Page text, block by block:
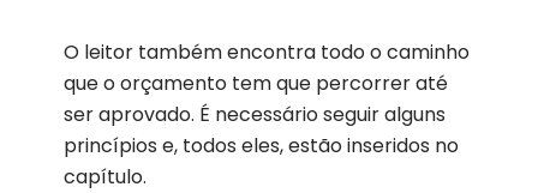
O leitor também encontra todo o caminho
que o orçamento tem que percorrer até
ser aprovado. É necessário seguir alguns
princípios e, todos eles, estão inseridos no
capítulo.